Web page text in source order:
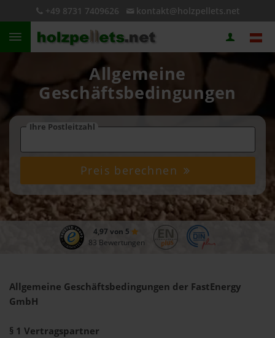
+49 8731 7409626 kontakt@holzpellets.net
Allgemeine
Geschäftsbedingungen
Ihre Postleitzahl
Preis berechnen
4,97 von 5
83 Bewertungen
Allgemeine Geschäftsbedingungen der FastEnergy
GmbH
§ 1 Vertragspartner